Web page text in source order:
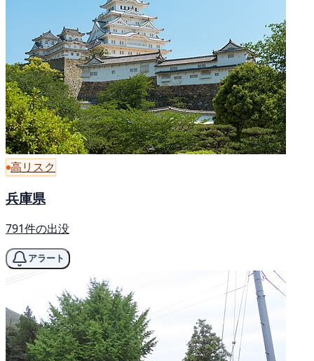
高リスク
兵庫県
791件の出没
アラート